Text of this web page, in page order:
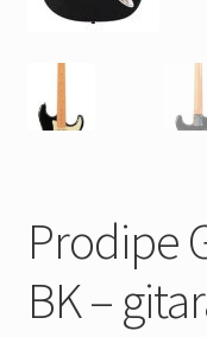
Prodipe
BK –